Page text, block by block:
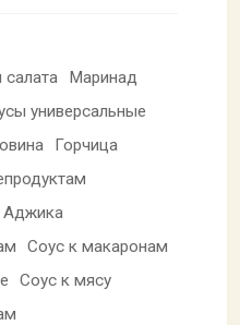
салата
Маринад
универсальные
Горчица
Аджика
Соус к макаронам
Соус к мясу